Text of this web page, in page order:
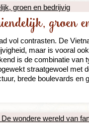
groen
vol contrasten. De
maar is vooral
is de combinatie van
straatgewoel met
brede boulevards en